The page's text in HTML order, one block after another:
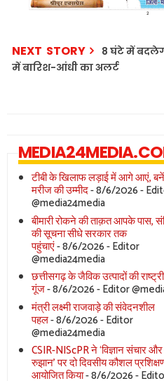
NEXT STORY
8 घंटे में
में बारिश-आंधी का अलर्ट
टीबी के खिलाफ लड़ाई में आगे आएं,
मरीज की उम्मीद- 8/6/2026-
@media24media
बीमारी रोकने की ताक़त आपके पास,
की सूचना सीधे सरकार तक
पहुंचाएं- 8/6/2026- Editor
@media24media
छत्तीसगढ़ के जैविक उत्पादों की
गूंज- 8/6/2026- Editor
मंत्री लक्ष्मी राजवाड़े की संवेदनशील
पहल- 8/6/2026- Editor
@media24media
CSIR-NIScPR ने ‘विज्ञान संचार
रुझान’ पर दो दिवसीय कौशल
आयोजित किया- 8/6/2026-